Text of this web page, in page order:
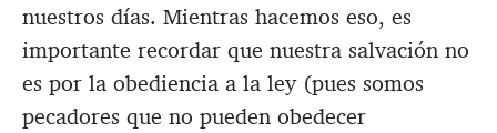
nuestros días. Mientras hacemos eso, es
importante recordar que nuestra salvación no
es por la obediencia a la ley (pues somos
pecadores que no pueden obedecer